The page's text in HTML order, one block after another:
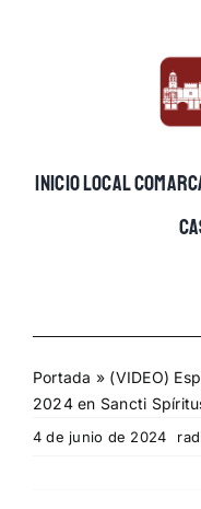
INICIOLOCAL
Portada » (VIDEO)
2024 en Sancti
4 de junio de 2024